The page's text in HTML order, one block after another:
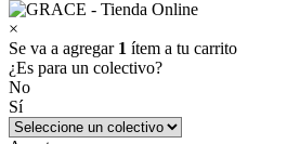
×
Se va a agregar 1 ítem a tu carrito
¿Es para un colectivo?
No
Sí